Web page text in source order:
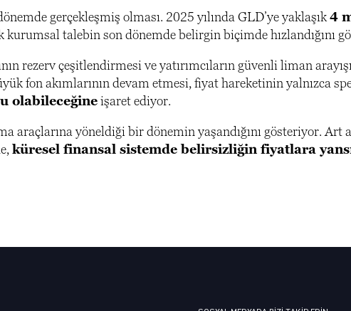
gerçekleşmiş olması. 2025 yılında GLD’ye yaklaşık4
talebin son dönemde belirgin biçimde hızlandığını
rezerv çeşitlendirmesi ve yatırımcıların güvenli liman
fon akımlarının devam etmesi, fiyat hareketinin yalnızca
olabileceğineişaret ediyor.
araçlarına yöneldiği bir dönemin yaşandığını gösteriyor. Art
küresel finansal sistemde belirsizliğin fiyatlara